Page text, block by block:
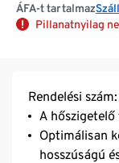
ÁFA-t tartalmaz
Pillanatnyilag
Rendelési szám:
A
Optimálisan
hosszúságú